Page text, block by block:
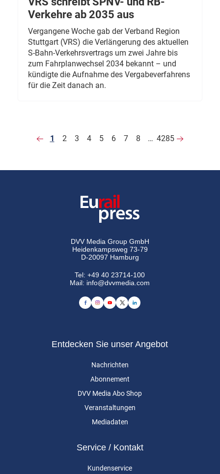
Verkehre ab 2035 aus
Vergangene Woche gab der Verband Region
Stuttgart (VRS) die Verlängerung des aktuellen
S-Bahn-Verkehrsvertrags um zwei Jahre bis
zum Fahrplanwechsel 2034 bekannt – und
kündigte die Aufnahme des Vergabeverfahrens
für die Zeit danach an.
1 2 3 4 5 6 7 8 … 4285
DVV Media Group GmbH
Heidenkampsweg 73-79
D-20097 Hamburg
Tel:+49 40 23714-100
Mail: info@dvvmedia.com
Entdecken Sie unser Angebot
Nachrichten
Abonnement
DVV Media Abo Shop
Veranstaltungen
Mediadaten
Service / Kontakt
Kundenservice